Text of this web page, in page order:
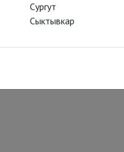
Сургут
Сыктывкар